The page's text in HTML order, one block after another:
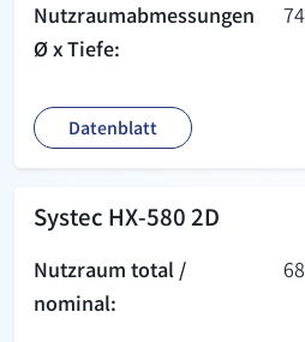
Nutzraum­abmessungen
Ø x Tiefe:
Datenblatt
Systec HX-580 2D
Nutzraum total /
nominal: